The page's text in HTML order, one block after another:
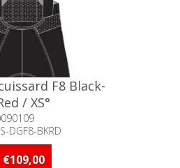
F8 Black-
/ XS°
DGF8-BKRD
Niet voorradig
€109,00